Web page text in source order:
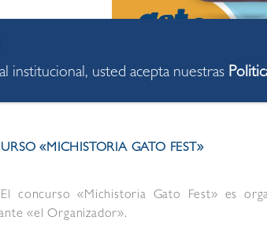
«MICHISTORIA GATO FEST»
El concurso «Michistoria Gato Fest» es
«el Organizador».
institucional, usted acepta nuestras